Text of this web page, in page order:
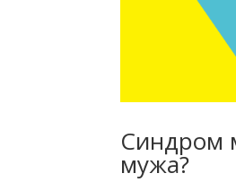
Синдром
мужа?